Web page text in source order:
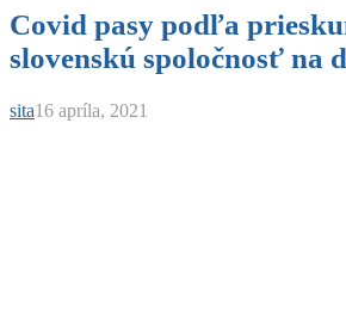
Covid pasy podľa
slovenskú spoločnosť na
sita16 apríla, 2021